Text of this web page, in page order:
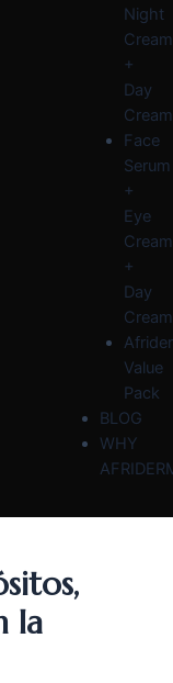
Night
Cream
+
Day
Cream
Face
Serum
+
Eye
Cream
+
Day
Cream
Value
Pack
BLOG
WHY
la